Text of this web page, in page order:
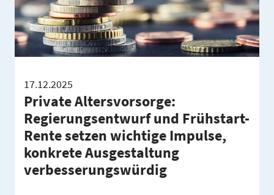
17.12.2025
Private Altersvorsorge:
Regierungsentwurf und Frühstart-
Rente setzen wichtige Impulse,
konkrete Ausgestaltung
verbesserungswürdig